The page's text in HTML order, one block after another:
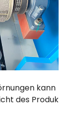
kann
des Produk